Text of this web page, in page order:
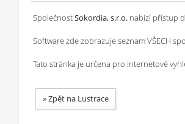
SpolečnostSokordia, s.r.o. nabízí přístup
Software zde zobrazuje seznam VŠECH
Tato stránka je určena pro internetové
»Zpět na Lustrace